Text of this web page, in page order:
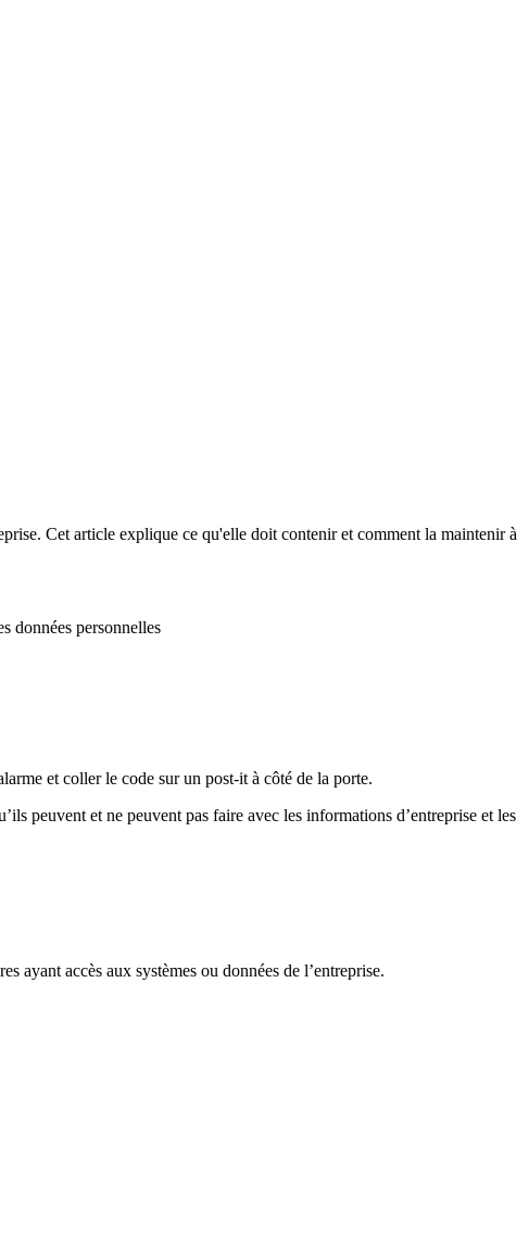
Cet article explique ce qu'elle doit contenir et comment la maintenir à
données personnelles
et coller le code sur un post-it à côté de la porte.
peuvent et ne peuvent pas faire avec les informations d’entreprise et les
ayant accès aux systèmes ou données de l’entreprise.